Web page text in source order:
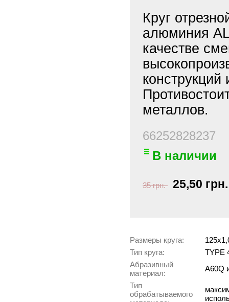
Круг
алюминия
качестве
металлов.
66252828237
В наличии
35 грн. 25,50 грн.
Размеры круга:
Тип круга:
TYPE
Абразивный
материал:
A60Q
Тип
обрабатываемого